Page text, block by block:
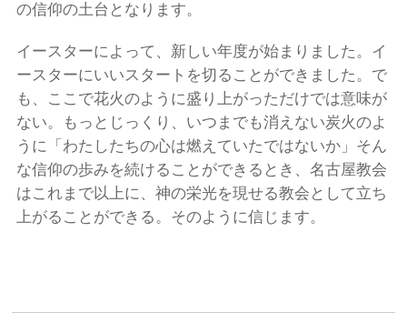
の信仰の土台となります。
イースターによって、新しい年度が始まりました。イ
ースターにいいスタートを切ることができました。で
も、ここで花火のように盛り上がっただけでは意味が
ない。もっとじっくり、いつまでも消えない炭火のよ
うに「わたしたちの心は燃えていたではないか」そん
な信仰の歩みを続けることができるとき、名古屋教会
はこれまで以上に、神の栄光を現せる教会として立ち
上がることができる。そのように信じます。